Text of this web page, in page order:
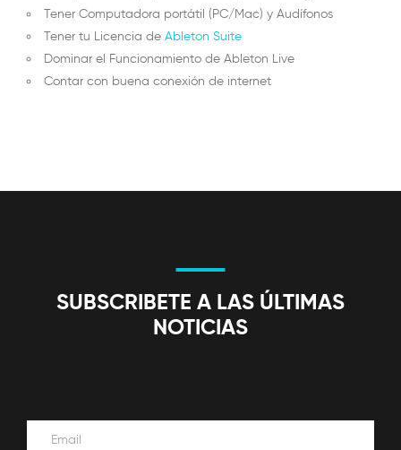
Tener Computadora portátil (PC/Mac) y Audífonos
Tener tu Licencia de Ableton Suite
Dominar el Funcionamiento de Ableton Live
Contar con buena conexión de internet
SUBSCRIBETE A LAS ÚLTIMAS
NOTICIAS